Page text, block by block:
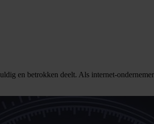
en betrokken deelt. Als internet-